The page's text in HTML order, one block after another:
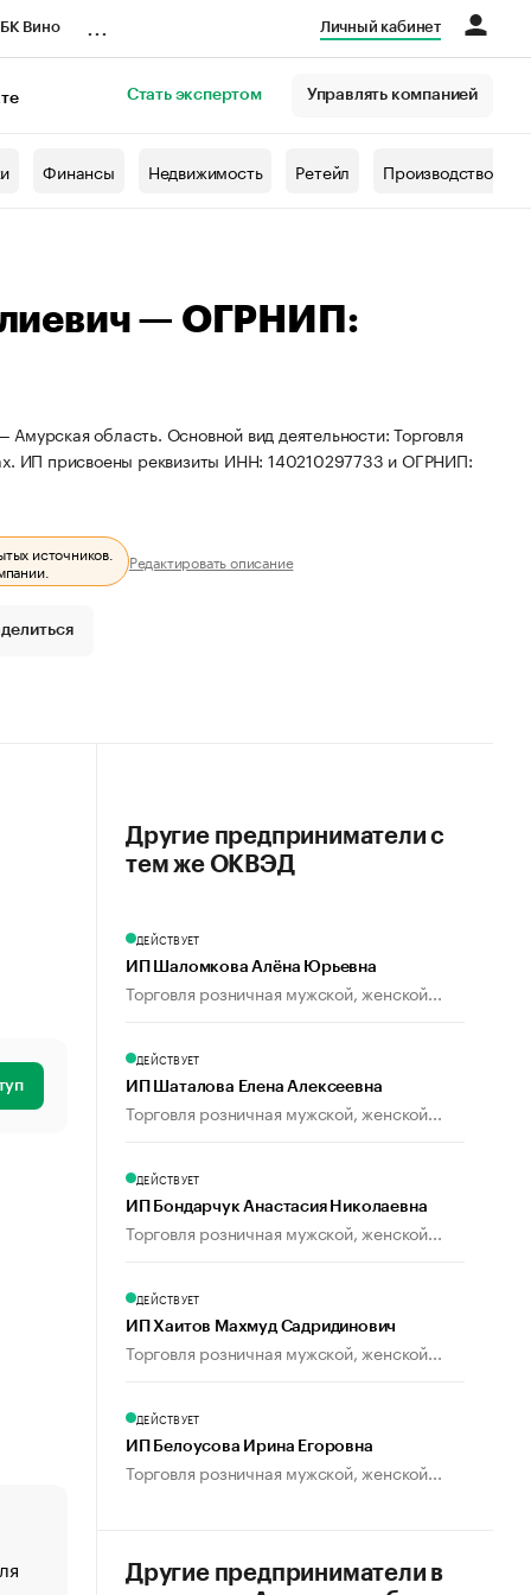
Вино Личный кабинет
Стать экспертом Управлять компанией
Финансы Недвижимость Ретейл Производство
— ОГРНИП:
область. Основной вид деятельности: Торговля
ИП присвоены реквизиты ИНН: 140210297733 и ОГРНИП:
источников.
Редактировать описание
«От спорта тело стареет иначе». Как живет глава
Другие предприниматели с
тем же ОКВЭД
ДЕЙСТВУЕТ
ИП Шаломкова Алёна Юрьевна
Торговля розничная мужской, женской...
ДЕЙСТВУЕТ
ИП Шаталова Елена Алексеевна
Торговля розничная мужской, женской...
ДЕЙСТВУЕТ
ИП Бондарчук Анастасия Николаевна
Торговля розничная мужской, женской...
ДЕЙСТВУЕТ
ИП Хаитов Махмуд Садридинович
Торговля розничная мужской, женской...
ДЕЙСТВУЕТ
ИП Белоусова Ирина Егоровна
Торговля розничная мужской, женской...
Другие предприниматели в